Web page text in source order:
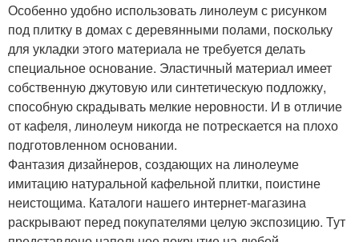
Особенно удобно использовать линолеум с рисунком
под плитку в домах с деревянными полами, поскольку
для укладки этого материала не требуется делать
специальное основание. Эластичный материал имеет
собственную джутовую или синтетическую подложку,
способную скрадывать мелкие неровности. И в отличие
от кафеля, линолеум никогда не потрескается на плохо
подготовленном основании.
Фантазия дизайнеров, создающих на линолеуме
имитацию натуральной кафельной плитки, поистине
неистощима. Каталоги нашего интернет-магазина
раскрывают перед покупателями целую экспозицию. Тут